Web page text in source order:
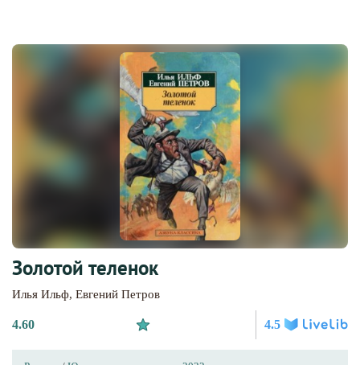
Золотой теленок
Илья Ильф, Евгений Петров
4.60 4.5